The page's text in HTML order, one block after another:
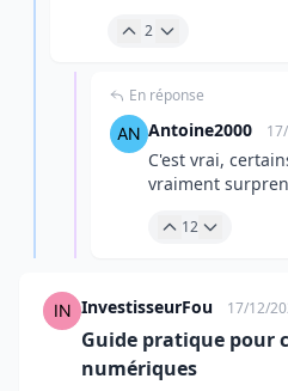
2
En réponse
Antoine2000
C'est vrai,
vraiment
12
InvestisseurFou 17/12/
Guide pratique pour
numériques